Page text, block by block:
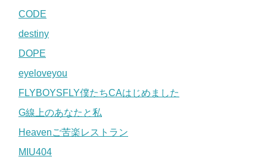
CODE
destiny
DOPE
eyeloveyou
FLYBOYSFLY僕たちCAはじめました
G線上のあなたと私
Heavenご苦楽レストラン
MIU404